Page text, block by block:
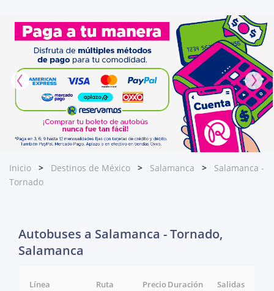
Inicio Destinos de México Salamanca
Salamanca -
Tornado
Autobuses a Salamanca - Tornado,
Salamanca
Línea Ruta Salidas
Duración
Precio